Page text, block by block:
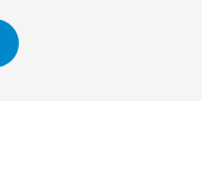
이후 진천지역의 중심
으로 자리를 잡는다. 2
에 다시 70여 개의 상